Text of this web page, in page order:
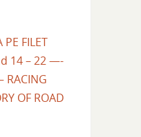
PE FILET
14 – 22 —-
RACING
OF ROAD